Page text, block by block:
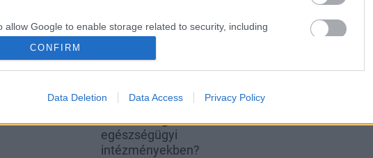
allow Google to enable storage related to security, including
functionality and fraud prevention, and other user protection.
CONFIRM
Data Deletion Data Access Privacy Policy
- Sokszoros
Miért kulcsfontosságú a
egészségügyi
intézményekben?